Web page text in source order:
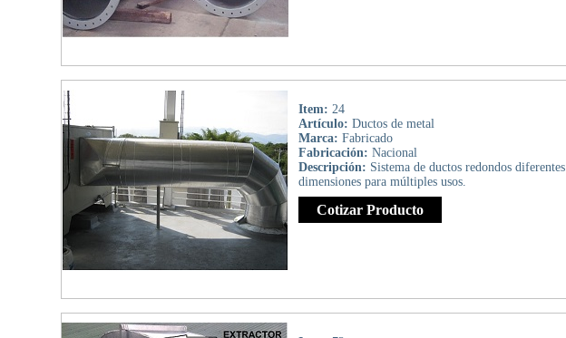
Item:24
Artículo:Ductos de metal
Marca:Fabricado
Fabricación:Nacional
Descripción: Sistema de ductos redondos diferentes
dimensiones para múltiples usos.
Cotizar Producto